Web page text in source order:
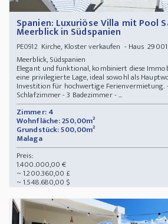
Spanien: Luxuriöse Villa mit Pool
Meerblick in Südspanien
PE0912Kirche, Kloster verkaufen - Haus 29001
Meerblick, Südspanien
Elegant und funktional, kombiniert diese
eine privilegierte Lage, ideal sowohl als
Investition für hochwertige Ferienvermietung.
Schlafzimmer - 3 Badezimmer - ...
Zimmer: 4
Wohnfläche: 250,00m²
Grundstück: 500,00m²
Malaga
Preis:
1.400.000,00 €
~ 1.200.360,00 £
~ 1.548.680,00 $